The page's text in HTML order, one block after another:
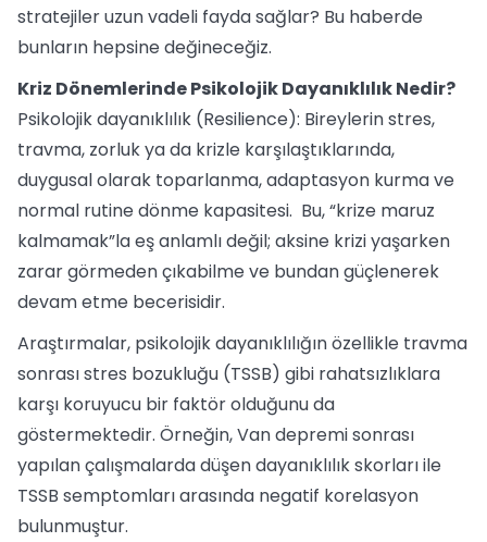
stratejiler uzun vadeli fayda sağlar? Bu haberde
bunların hepsine değineceğiz.
Kriz Dönemlerinde Psikolojik Dayanıklılık Nedir?
Psikolojik dayanıklılık (Resilience): Bireylerin stres,
travma, zorluk ya da krizle karşılaştıklarında,
duygusal olarak toparlanma, adaptasyon kurma ve
normal rutine dönme kapasitesi. Bu, “krize maruz
kalmamak”la eş anlamlı değil; aksine krizi yaşarken
zarar görmeden çıkabilme ve bundan güçlenerek
devam etme becerisidir.
Araştırmalar, psikolojik dayanıklılığın özellikle travma
sonrası stres bozukluğu (TSSB) gibi rahatsızlıklara
karşı koruyucu bir faktör olduğunu da
göstermektedir. Örneğin, Van depremi sonrası
yapılan çalışmalarda düşen dayanıklılık skorları ile
TSSB semptomları arasında negatif korelasyon
bulunmuştur.